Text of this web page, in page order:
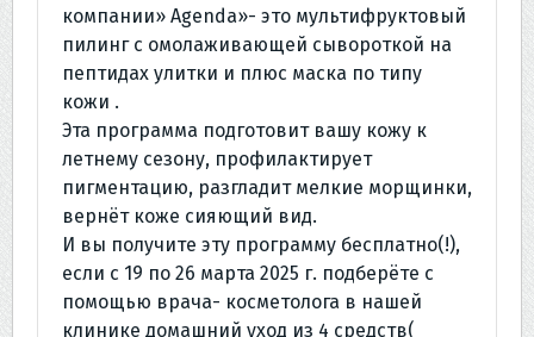
компании» Agenda»- это мультифруктовый
пилинг с омолаживающей сывороткой на
пептидах улитки и плюс маска по типу
кожи .
Эта программа подготовит вашу кожу к
летнему сезону, профилактирует
пигментацию, разгладит мелкие морщинки,
вернёт коже сияющий вид.
И вы получите эту программу бесплатно(!),
если с 19 по 26 марта 2025 г. подберёте с
помощью врача- косметолога в нашей
клинике домашний уход из 4 средств(